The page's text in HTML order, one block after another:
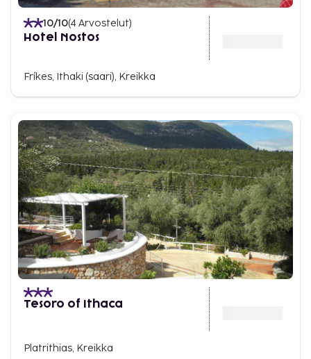
10/10(4 Arvostelut)
Hotel Nostos
Fríkes, Ithaki (saari), Kreikka
Tesoro of Ithaca
Platrithias, Kreikka